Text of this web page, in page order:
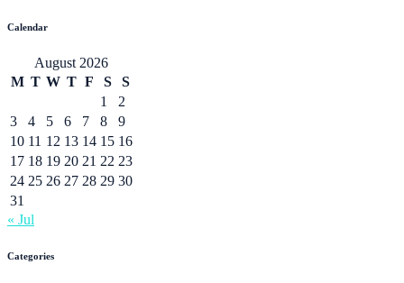
Calendar
August 2026
M T W T F S
S
1
2
3
4 5 6 7 8
9
10 11 12 13 14 15 16
17 18 19 20 21 22 23
24 25 26 27 28 29 30
31
« Jul
Categories